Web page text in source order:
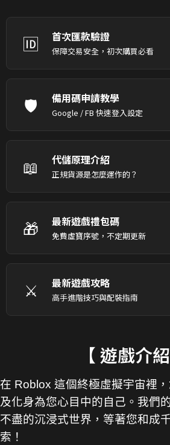
🆔 首次匯款驗證
保障交易安全，初次購買必看
🛡️ 備用碼申請教學
Google / FB 快速登入設定
📖 代儲原理介紹
正規貨源是怎麼運作的？
🎁 最新遊戲禮包碼
免費虛寶序號，不定期更新
⚔️ 最新遊戲攻略
高手進階技巧與配裝指南
【 遊戲介紹
在 Roblox 這個終極虛擬宇宙裡
及化身為您心目中的自己。我們
不盡的沉浸式世界，等著您和成
索！